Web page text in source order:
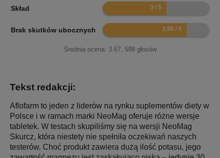
Skład 6
Brak skutków ubocznych 7.9
Średnia ocena: 3.67, 598głosów
Tekst redakcji:
Aflofarm to jeden z liderów na rynku suplementów diety w
Polsce i w ramach marki NeoMag oferuje różne wersje
tabletek. W testach skupiliśmy się na wersji NeoMag
Skurcz, która niestety nie spełniła oczekiwań naszych
testerów. Choć produkt zawiera dużą ilość potasu, jego